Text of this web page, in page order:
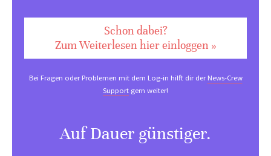
Schon dabei?
Zum Weiterlesen hier einloggen »
Bei Fragen oder Problemen mit dem Log-in hilft dir derNews-Crew
Support gern weiter!
Auf Dauer günstiger.